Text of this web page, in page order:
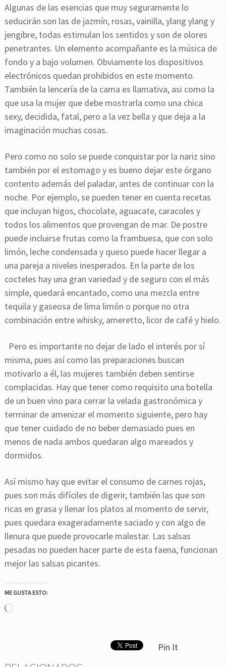
Algunas de las esencias que muy seguramente lo
seducirán son las de jazmín, rosas, vainilla, ylang ylang y
jengibre, todas estimulan los sentidos y son de olores
penetrantes. Un elemento acompañante es la música de
fondo y a bajo volumen. Obviamente los dispositivos
electrónicos quedan prohibidos en este momento.
También la lencería de la cama es llamativa, asi como la
que usa la mujer que debe mostrarla como una chica
sexy, decidida, fatal, pero a la vez bella y que deja a la
imaginación muchas cosas.
Pero como no solo se puede conquistar por la nariz sino
también por el estomago y es bueno dejar este órgano
contento además del paladar, antes de continuar con la
noche. Por ejemplo, se pueden tener en cuenta recetas
que incluyan higos, chocolate, aguacate, caracoles y
todos los alimentos que provengan de mar. De postre
puede incluirse frutas como la frambuesa, que con solo
limón, leche condensada y queso puede hacer llegar a
una pareja a niveles inesperados. En la parte de los
cocteles hay una gran variedad y de seguro con el más
simple, quedará encantado, como una mezcla entre
tequila y gaseosa de lima limón o porque no otra
combinación entre whisky, ameretto, licor de café y hielo.
Pero es importante no dejar de lado el interés por sí
misma, pues así como las preparaciones buscan
motivarlo a él, las mujeres también deben sentirse
complacidas. Hay que tener como requisito una botella
de un buen vino para cerrar la velada gastronómica y
terminar de amenizar el momento siguiente, pero hay
que tener cuidado de no beber demasiado pues en
menos de nada ambos quedaran algo mareados y
dormidos.
Así mismo hay que evitar el consumo de carnes rojas,
pues son más difíciles de digerir, también las que son
ricas en grasa y llenar los platos al momento de servir,
pues quedara exageradamente saciado y con algo de
llenura que puede provocarle malestar. Las salsas
pesadas no pueden hacer parte de esta faena, funcionan
mejor las salsas picantes.
ME GUSTA ESTO:
Cargando...
Pin It